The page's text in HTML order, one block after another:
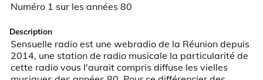
Numéro 1 sur les années 80
Description
Sensuelle radio est une webradio de la Réunion depuis
2014, une station de radio musicale la particularité de
cette radio vous l'aurait compris diffuse les vielles